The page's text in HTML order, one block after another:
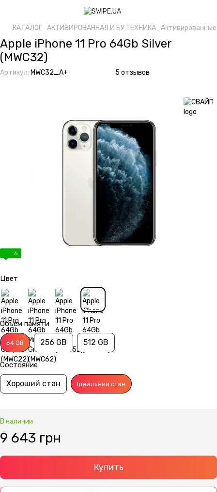
КАТАЛОГ АКТИВИРОВАННАЯ И БУ ТЕХНИКА Активированные
Apple iPhone 11 Pro 64Gb Silver
(MWC32)
Артикул: MWC32_A+ 5 отзывов
6
Цвет
Объем памяти
64 GB 256 GB 512 GB
Состояние
Хороший стан Ідеальний стан
В наличии
9 643 грн
Купить